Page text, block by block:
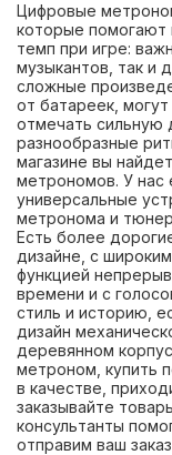
Цифровые
которые помогают
темп при игре:
музыкантов, так и
сложные
от батареек,
отмечать сильную
разнообразные
магазине вы
метрономов. У нас
универсальные
метронома и
Есть более
дизайне, с
функцией
времени и с
стиль и историю,
дизайн
деревянном
метроном, купить
в качестве,
заказывайте
консультанты
отправим ваш